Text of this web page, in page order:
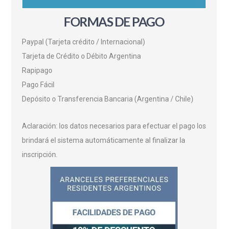
FORMAS DE PAGO
Paypal (Tarjeta crédito / Internacional)
Tarjeta de Crédito o Débito Argentina
Rapipago
Pago Fácil
Depósito o Transferencia Bancaria (Argentina / Chile)
Aclaración: los datos necesarios para efectuar el pago los
brindará el sistema automáticamente al finalizar la
inscripción.